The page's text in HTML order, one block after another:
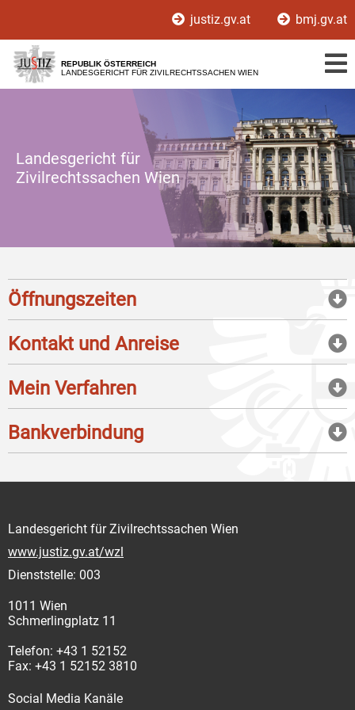
[1]
[2]
justiz.gv.at bmj.gv.at
REPUBLIK ÖSTERREICH
LANDESGERICHT FÜR ZIVILRECHTSSACHEN WIEN
Landesgericht für
Zivilrechtssachen Wien
Öffnungszeiten
Kontakt und Anreise
Mein Verfahren
Bankverbindung
Landesgericht für Zivilrechtssachen Wien
www.justiz.gv.at/wzl
Dienststelle: 003
1011 Wien
Schmerlingplatz 11
Telefon: +43 1 52152
Fax: +43 1 52152 3810
Social Media Kanäle